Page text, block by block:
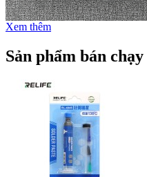
Xem thêm
Sản phẩm bán chạy